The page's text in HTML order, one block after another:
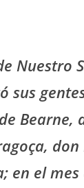
Nuestro
sus
Bearne,
don
en el